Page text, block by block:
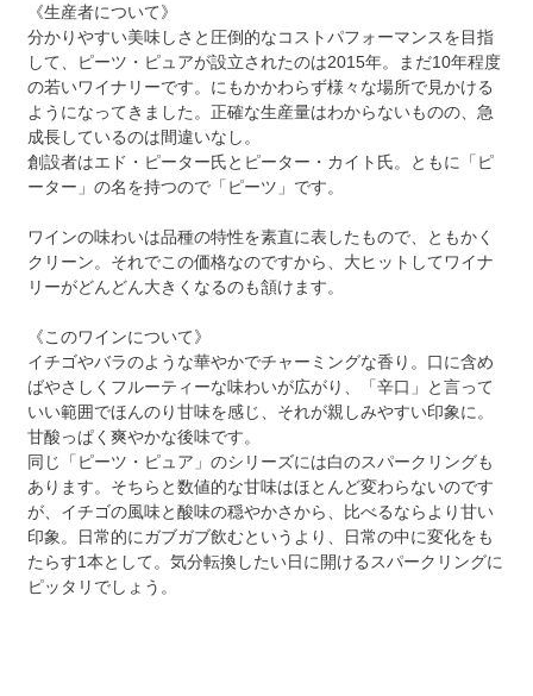
《生産者について》
分かりやすい美味しさと圧倒的なコストパフォーマンスを目指
して、ピーツ・ピュアが設立されたのは2015年。まだ10年程度
の若いワイナリーです。にもかかわらず様々な場所で見かける
ようになってきました。正確な生産量はわからないものの、急
成長しているのは間違いなし。
創設者はエド・ピーター氏とピーター・カイト氏。ともに「ピ
ーター」の名を持つので「ピーツ」です。
ワインの味わいは品種の特性を素直に表したもので、ともかく
クリーン。それでこの価格なのですから、大ヒットしてワイナ
リーがどんどん大きくなるのも頷けます。
《このワインについて》
イチゴやバラのような華やかでチャーミングな香り。口に含め
ばやさしくフルーティーな味わいが広がり、「辛口」と言って
いい範囲でほんのり甘味を感じ、それが親しみやすい印象に。
甘酸っぱく爽やかな後味です。
同じ「ピーツ・ピュア」のシリーズには白のスパークリングも
あります。そちらと数値的な甘味はほとんど変わらないのです
が、イチゴの風味と酸味の穏やかさから、比べるならより甘い
印象。日常的にガブガブ飲むというより、日常の中に変化をも
たらす1本として。気分転換したい日に開けるスパークリングに
ピッタリでしょう。